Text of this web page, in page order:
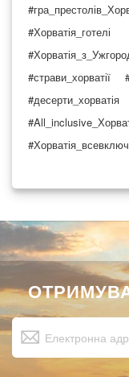
#Хорватія_готелі
#страви_хорватії
#десерти_хорватія
Підпишіться
на
нашу
розсилку